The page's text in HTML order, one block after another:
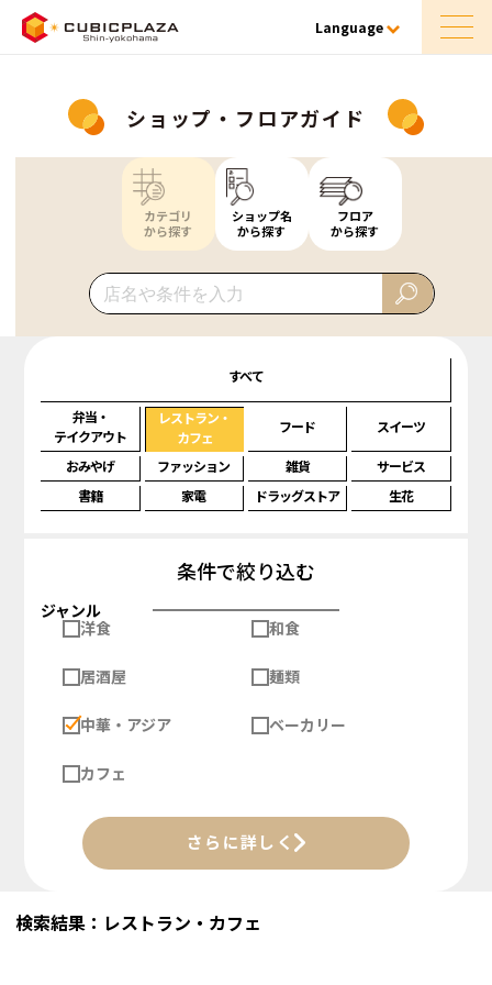
Language
ショップ・フロアガイド
カテゴリ
から探す
ショップ名
から探す
フロア
から探す
すべて
弁当・
テイクアウト
レストラン・
カフェ
フード スイーツ
おみやげ ファッション 雑貨
サービス
書籍
家電 ドラッグストア 生花
条件で絞り込む
ジャンル
洋食
和食
居酒屋 麺類
中華・アジア ベーカリー
カフェ
さらに詳しく
検索結果：レストラン・カフェ